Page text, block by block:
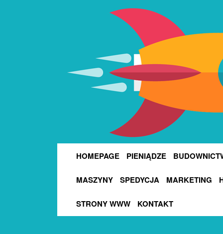
HOMEPAGE PIENIĄDZE
MASZYNY SPEDYCJA MARKETING
STRONY WWW KONTAKT